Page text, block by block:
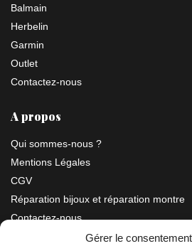
Gérer le
Balmain
Herbelin
Garmin
Outlet
Contactez-nous
A propos
Qui sommes-nous ?
Mentions Légales
CGV
Réparation bijoux et réparation montre
Contactez-nous